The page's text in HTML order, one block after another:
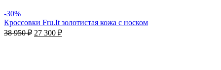
-30%
Кроссовки Fru.It золотистая кожа с носком
38 950₽ 27 300 ₽